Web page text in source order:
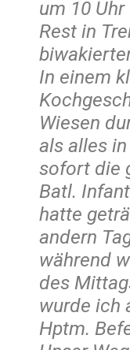
um 10
Rest in
In einem
Wiesen
als alles
sofort die
Batl.
hatte
andern
während
des
wurde ich
Hptm.